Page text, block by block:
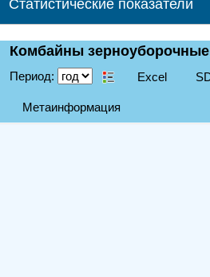
Статистические показатели